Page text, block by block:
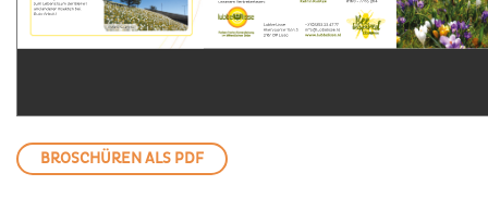
BROSCHÜREN ALS PDF